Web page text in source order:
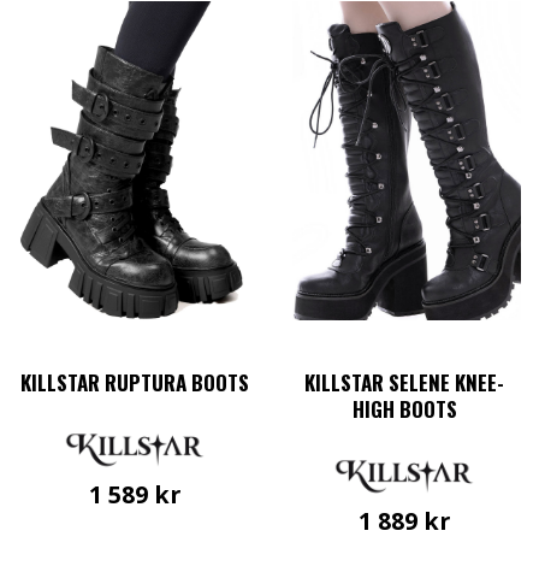
KILLSTAR RUPTURA BOOTS
1 589 kr
KILLSTAR SELENE KNEE-
HIGH BOOTS
1 889 kr